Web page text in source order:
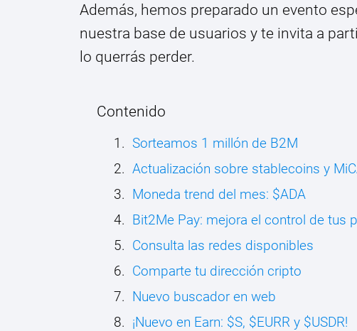
Además, hemos preparado un evento
nuestra base de usuarios y te invita a
lo querrás perder.
Contenido
Sorteamos 1 millón de B2M
Actualización sobre stablecoins y
Moneda trend del mes: $ADA
Bit2Me Pay: mejora el control de tus
Consulta las redes disponibles
Comparte tu dirección cripto
Nuevo buscador en web
¡Nuevo en Earn: $S, $EURR y $USDR!